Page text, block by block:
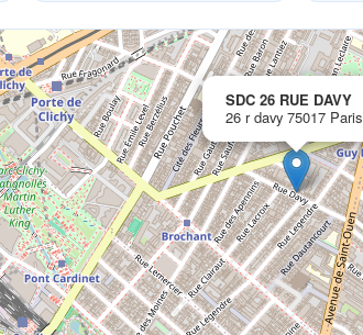
www.vme.plus/AA8597023
SDC 26 RUE DAVY
26 r davy75017 Paris
SDC 26 RUE DAVY
26 r davy 75017 Paris